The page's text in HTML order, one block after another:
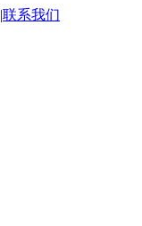
|联系我们